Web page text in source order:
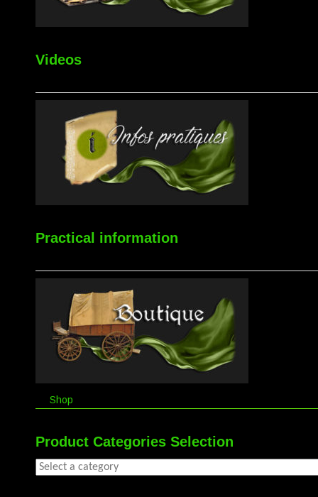
Videos
Practical information
Shop
Product Categories Selection